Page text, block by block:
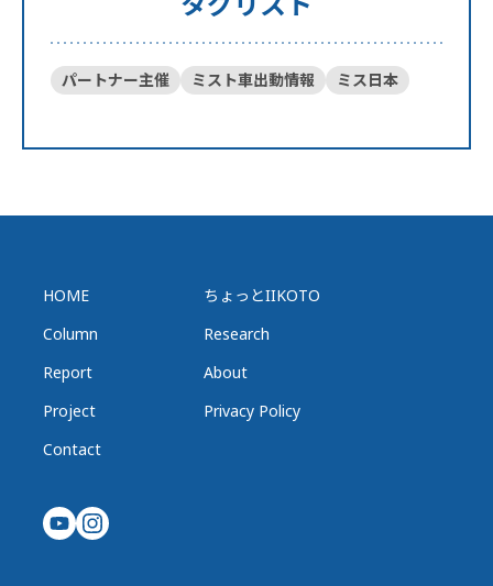
パートナー主催 ミスト車出動情報 ミス日本
HOME
ちょっとIIKOTO
Column
Research
Report
About
Project
Privacy Policy
Contact